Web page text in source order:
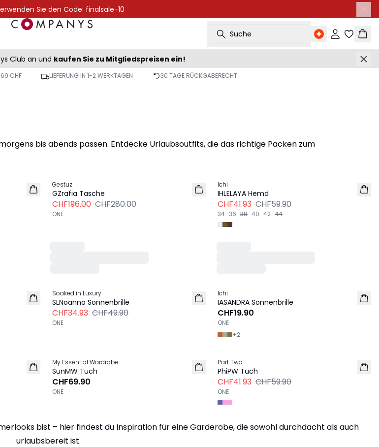
Sie den Code: finalsale-10
Suche Einloggen
Club an und kaufen Sie zu Mitgliedspreisen ein!
69 CHF LIEFERUNG IN 1-2 WERKTAGEN 30 TAGE RÜCKGABERECHT
bis abends passen. Entdecke Urlaubsoutfits, die das richtige Packen zum
Gestuz
GZrafia Tasche
CHF196.00 CHF280.00
ONE
Ichi
IHLELAYA Hemd
CHF41.93 CHF59.90
34 36 38 40 42 44
Soaked in Luxury
SLNoanna Sonnenbrille
CHF34.93 CHF49.90
ONE
Ichi
IASANDRA Sonnenbrille
CHF19.90
ONE
+2
My Essential Wardrobe
SunMW Tuch
CHF69.90
ONE
Part Two
PhiPW Tuch
CHF41.93 CHF59.90
ONE
bist – hier findest du Inspiration für eine Garderobe, die sowohl durchdacht als auch
urlaubsbereit ist.